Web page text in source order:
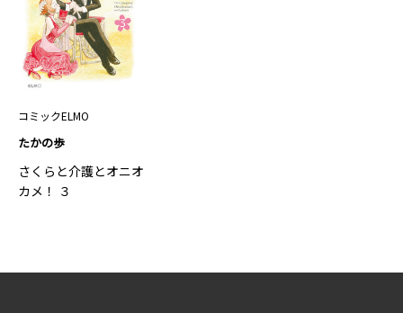
コミックELMO
たかの歩
さくらと介護とオニオ
カメ！ ３